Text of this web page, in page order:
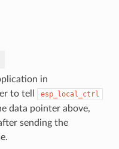
in
to tell esp_local_ctrl
data pointer above,
sending the